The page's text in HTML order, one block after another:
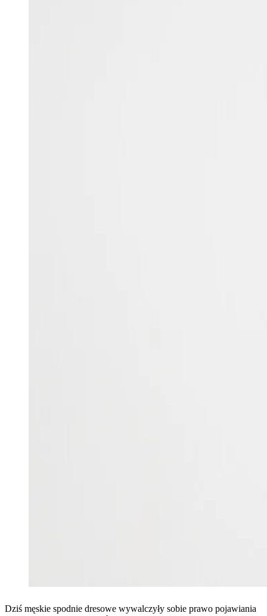
Dziś męskie spodnie dresowe wywalczyły sobie prawo pojawiania